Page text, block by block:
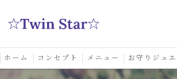
ホーム コンセプト メニュー お守りジュ